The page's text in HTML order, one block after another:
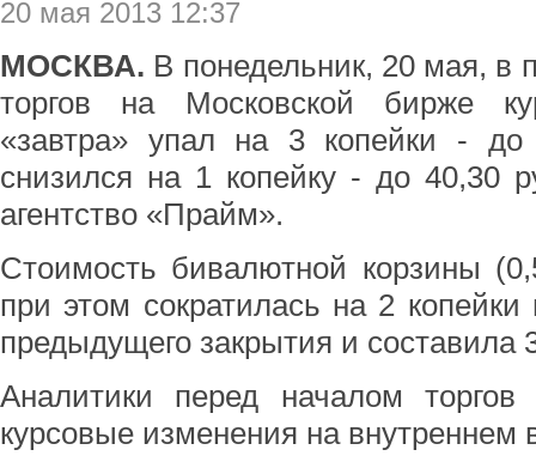
20 мая 2013 12:37
МОСКВА. В понедельник, 20 мая,
торгов на Московской бирже
«завтра» упал на 3 копейки -
снизился на 1 копейку - до 40,30
агентство «Прайм».
Стоимость бивалютной корзины
при этом сократилась на 2
предыдущего закрытия и составила
Аналитики перед началом торгов
курсовые изменения на внутреннем